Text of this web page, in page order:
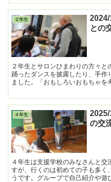
２年生
との
２年生とサロンひまわりの方々
踊ったダンスを披露したり、手作
ました。「おもしろいおもちゃを
で...
４年生
の交
４年生は支援学校のみなさんと
すが、行くのは初めての子も多く
うです。グループで自己紹介や遊